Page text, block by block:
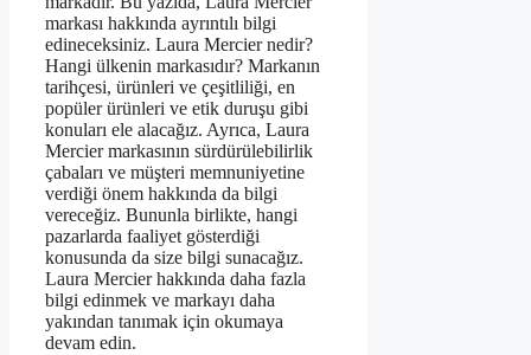
markası hakkında ayrıntılı bilgi
edineceksiniz. Laura Mercier nedir?
Hangi ülkenin markasıdır? Markanın
tarihçesi, ürünleri ve çeşitliliği, en
popüler ürünleri ve etik duruşu gibi
konuları ele alacağız. Ayrıca, Laura
Mercier markasının sürdürülebilirlik
çabaları ve müşteri memnuniyetine
verdiği önem hakkında da bilgi
vereceğiz. Bununla birlikte, hangi
pazarlarda faaliyet gösterdiği
konusunda da size bilgi sunacağız.
Laura Mercier hakkında daha fazla
bilgi edinmek ve markayı daha
yakından tanımak için okumaya
devam edin.